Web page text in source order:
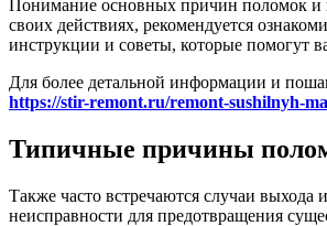
Понимание основных причин поломок и
своих действиях, рекомендуется
инструкции и советы, которые помогут
Для более детальной информации и
https://stir-remont.ru/remont-sushilnyh-
Типичные причины
Также часто встречаются случаи выхода
неисправности для предотвращения